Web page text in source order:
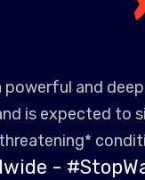
powerful and
is expected to
-